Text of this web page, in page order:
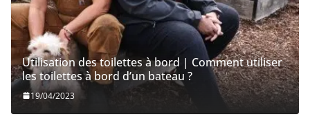
Utilisation des toilettes à bord | Comment utiliser
les toilettes à bord d’un bateau ?
19/04/2023